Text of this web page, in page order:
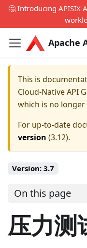
🤔 Introducing APISIX
Apache
This is
Cloud-Native API
which is no
For up-to-date
version (3.12).
Version: 3.7
On this page
压力测